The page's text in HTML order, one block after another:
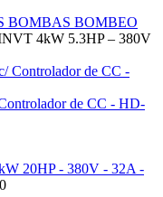
BOMBAS BOMBEO
4kW 5.3HP – 380V
de CC - HD-
20HP - 380V - 32A -